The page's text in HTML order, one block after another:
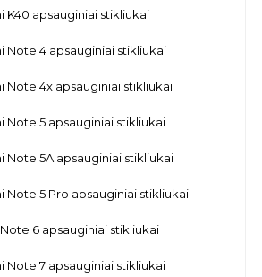
K40 apsauginiai stikliukai
Note 4 apsauginiai stikliukai
Note 4x apsauginiai stikliukai
Note 5 apsauginiai stikliukai
Note 5A apsauginiai stikliukai
Note 5 Pro apsauginiai stikliukai
6 apsauginiai stikliukai
Note 7 apsauginiai stikliukai